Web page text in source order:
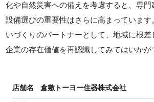
化や自然災害への備えを考慮すると、専門
設備選びの重要性はさらに高まっています
いづくりのパートナーとして、地域に根差
企業の存在価値を再認識してみてはいかが
店舗名 倉敷トーヨー住器株式会社